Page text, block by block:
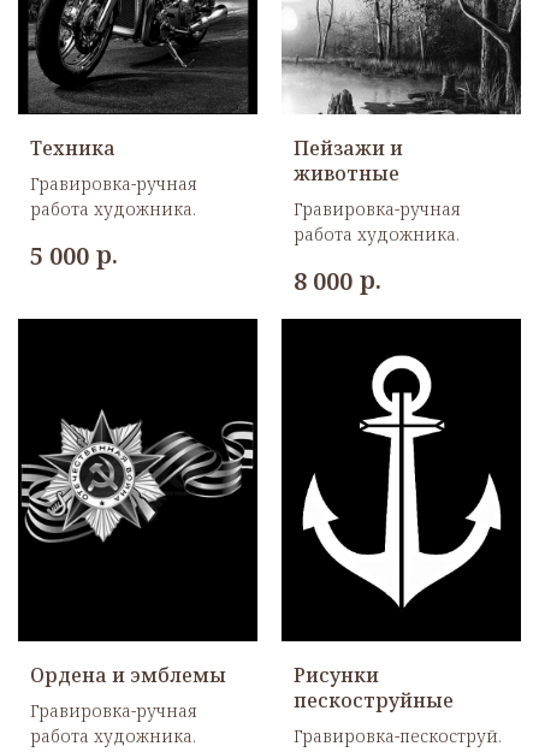
Техника
Гравировка-ручная
работа художника.
5 000 р.
Пейзажи и
животные
Гравировка-ручная
работа художника.
8 000 р.
Ордена и эмблемы
Гравировка-ручная
работа художника.
Рисунки
пескоструйные
Гравировка-пескоструй.
КОНТАКТЫ
Телефоны